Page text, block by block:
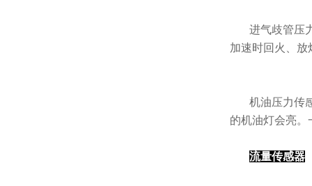
进气歧管压
加速时回火、放
机油压力传
的机油灯会亮。
流量传感器